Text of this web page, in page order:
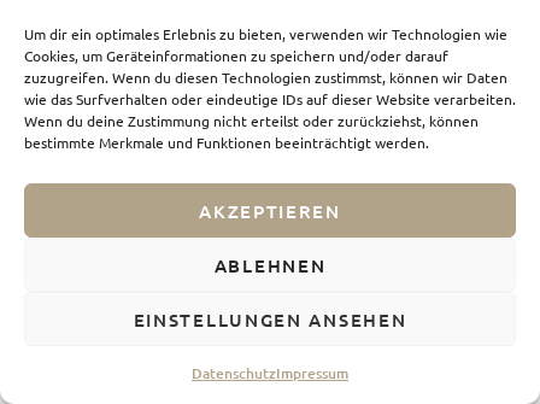
Um dir ein optimales Erlebnis zu bieten, verwenden wir Technologien wie
Cookies, um Geräteinformationen zu speichern und/oder darauf
zuzugreifen. Wenn du diesen Technologien zustimmst, können wir Daten
wie das Surfverhalten oder eindeutige IDs auf dieser Website verarbeiten.
Wenn du deine Zustimmung nicht erteilst oder zurückziehst, können
bestimmte Merkmale und Funktionen beeinträchtigt werden.
AKZEPTIEREN
ABLEHNEN
EINSTELLUNGEN ANSEHEN
DatenschutzImpressum